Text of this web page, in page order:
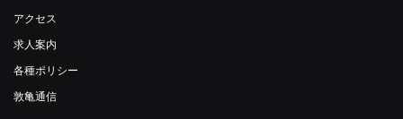
アクセス
求人案内
各種ポリシー
敦亀通信